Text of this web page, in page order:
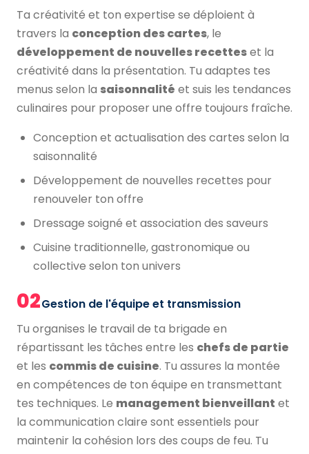
Ta créativité et ton expertise se déploient à
travers la conception des cartes, le
développement de nouvelles recetteset la
créativité dans la présentation. Tu adaptes tes
menus selon la saisonnalité et suis les tendances
culinaires pour proposer une offre toujours fraîche.
Conception et actualisation des cartes selon la
saisonnalité
Développement de nouvelles recettes pour
renouveler ton offre
Dressage soigné et association des saveurs
Cuisine traditionnelle, gastronomique ou
collective selon ton univers
02Gestion de l'équipe et transmission
Tu organises le travail de ta brigade en
répartissant les tâches entre les chefs de partie
et les commis de cuisine. Tu assures la montée
en compétences de ton équipe en transmettant
tes techniques. Le management bienveillant et
la communication claire sont essentiels pour
maintenir la cohésion lors des coups de feu. Tu